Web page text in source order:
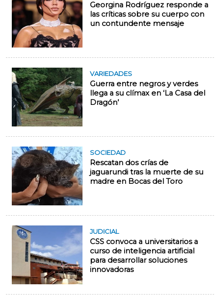
Georgina Rodríguez responde a
las críticas sobre su cuerpo con
un contundente mensaje
VARIEDADES
Guerra entre negros y verdes
llega a su clímax en ‘La Casa del
Dragón’
SOCIEDAD
Rescatan dos crías de
jaguarundi tras la muerte de su
madre en Bocas del Toro
JUDICIAL
CSS convoca a universitarios a
curso de inteligencia artificial
para desarrollar soluciones
innovadoras